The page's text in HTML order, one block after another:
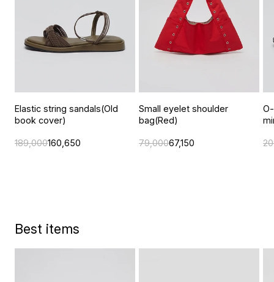
Elastic string sandals(Old
book cover)
189,000160,650
Small eyelet shoulder
bag(Red)
79,00067,150
Best items